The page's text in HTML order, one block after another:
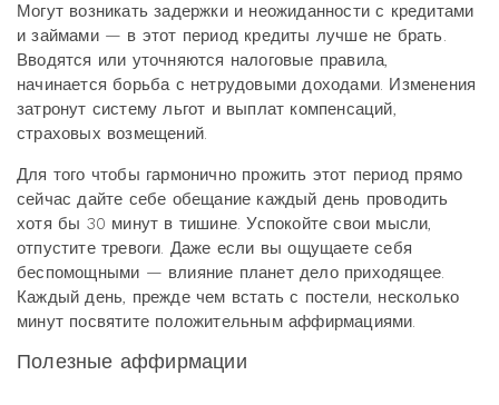
Могут возникать задержки и неожиданности с кредитами
и займами — в этот период кредиты лучше не брать.
Вводятся или уточняются налоговые правила,
начинается борьба с нетрудовыми доходами. Изменения
затронут систему льгот и выплат компенсаций,
страховых возмещений.
Для того чтобы гармонично прожить этот период прямо
сейчас дайте себе обещание каждый день проводить
хотя бы 30 минут в тишине. Успокойте свои мысли,
отпустите тревоги. Даже если вы ощущаете себя
беспомощными — влияние планет дело приходящее.
Каждый день, прежде чем встать с постели, несколько
минут посвятите положительным аффирмациями.
Полезные аффирмации